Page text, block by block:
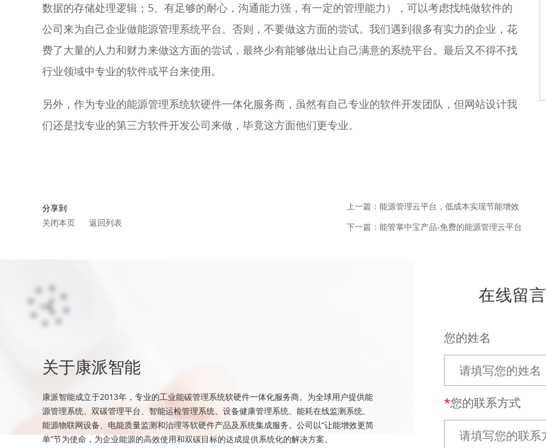
数据的存储处理逻辑；5、有足够的耐心，沟通能力强，有一定的管理能力），可以考虑找纯做软件的
公司来为自己企业做能源管理系统平台。否则，不要做这方面的尝试。我们遇到很多有实力的企业，花
费了大量的人力和财力来做这方面的尝试，最终少有能够做出让自己满意的系统平台。最后又不得不找
行业领域中专业的软件或平台来使用。
另外，作为专业的能源管理系统软硬件一体化服务商，虽然有自己专业的软件开发团队，但网站设计我
们还是找专业的第三方软件开发公司来做，毕竟这方面他们更专业。
分享到
关闭本页
返回列表
上一篇：能源管理云平台，低成本实现节能增效
下一篇：能管掌中宝产品-免费的能源管理云平台
关于康派智能
康派智能成立于2013年，专业的工业能碳管理系统软硬件一体化服务商。为全球用户提供能
源管理系统、双碳管理平台、智能运检管理系统、设备健康管理系统、能耗在线监测系统、
能源物联网设备、电能质量监测和治理等软硬件产品及系统集成服务。公司以“让能增效更简
单”节为使命，为企业能源的高效使用和双碳目标的达成提供系统化的解决方案。
在线留言
您的姓名
您的联系方式